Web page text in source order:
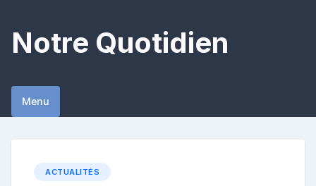
content
Notre Quotidien
Menu
ACTUALITÉS